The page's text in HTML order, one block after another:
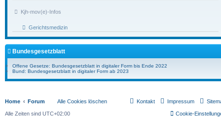
Kjh-mov(e)-Infos
Gerichtsmedizin
Bundesgesetzblatt
Offene Gesetze: Bundesgesetzblatt in digitaler Form bis Ende 2022
Bund: Bundesgesetzblatt in digitaler Form ab 2023
Home Forum Impressum
Kontakt
Alle Cookies löschen
Alle Zeiten sind UTC+02:00 Cookie-